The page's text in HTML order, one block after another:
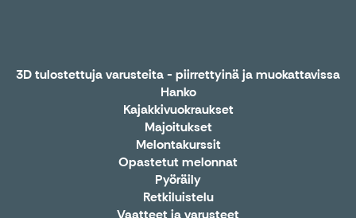
3D tulostettuja varusteita - piirrettyinä ja muokattavissa
Hanko
Kajakkivuokraukset
Majoitukset
Melontakurssit
Opastetut melonnat
Pyöräily
Retkiluistelu
Vaatteet ja varusteet